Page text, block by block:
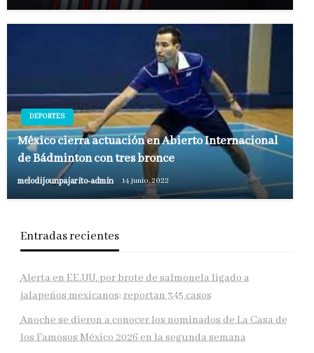
DEPORTES
México cierra actuación en Abierto Internacional
de Bádminton con tres bronce
melodijounpajarito-admin 14 junio, 2022
Entradas recientes
Alerta en EE.UU. por brote de salmonela ligado a
jalapeños mexicanos; reportan 345 casos
Anoche se dieron a conocer los nominados de La Casa de
los Famosos México 2026 en la segunda semana